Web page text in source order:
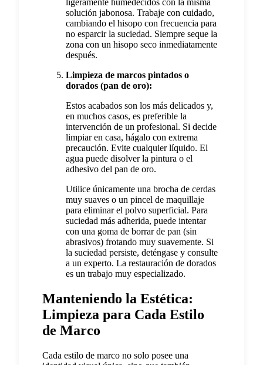
ligeramente humedecidos con la misma
solución jabonosa. Trabaje con cuidado,
cambiando el hisopo con frecuencia para
no esparcir la suciedad. Siempre seque la
zona con un hisopo seco inmediatamente
después.
Limpieza de marcos pintados o
dorados (pan de oro):
Estos acabados son los más delicados y,
en muchos casos, es preferible la
intervención de un profesional. Si decide
limpiar en casa, hágalo con extrema
precaución. Evite cualquier líquido. El
agua puede disolver la pintura o el
adhesivo del pan de oro.
Utilice únicamente una brocha de cerdas
muy suaves o un pincel de maquillaje
para eliminar el polvo superficial. Para
suciedad más adherida, puede intentar
con una goma de borrar de pan (sin
abrasivos) frotando muy suavemente. Si
la suciedad persiste, deténgase y consulte
a un experto. La restauración de dorados
es un trabajo muy especializado.
Manteniendo la Estética:
Limpieza para Cada Estilo
de Marco
Cada estilo de marco no solo posee una